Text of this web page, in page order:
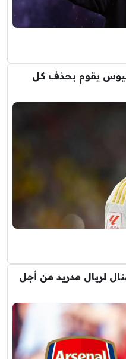
يقوم بحذف كل
لريال مدريد من أجل